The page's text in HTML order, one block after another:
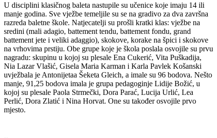
U disciplini klasičnog baleta nastupile su učenice koje imaju 14 ili
manje godina. Sve vježbe temeljile su se na gradivo za dva završna
razreda baletne škole. Natjecatelji su prošli kratki klas: vježbe na
sredini (mali adagio, battement tendu, battement fondu, grand
battement jete i veliki adaggio), skokove, korake na špici i skokove
na vrhovima prstiju. Obe grupe koje je škola poslala osvojile su prvu
nagradu: skupinu u kojoj su plesale Ena Cukerić, Vita Puškadija,
Nia Lazar Vlašić, Gisela Maria Karman i Karla Pavlek Košanski
uvježbala je Antonijetaa Šeketa Gleich, a imale su 96 bodova. Nešto
manje, 91,25 bodova imala je grupa pedagoginje Lidije Božić, u
kojoj su plesale Paola Strmečki, Dora Parać, Lucija Urlić, Lea
Perlić, Dora Zlatić i Nina Horvat. One su također osvojile prvo
mjesto.